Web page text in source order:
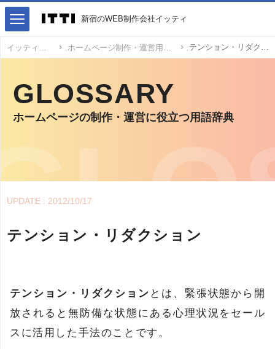
イッティ ホームページ制作・運営用語 テンション・リダクション
GLOSSARY
ホームページの制作・運営に役立つ用語辞典
UPDATE : 2012/10/17
テンション・リダクション
テンション・リダクション とは、緊張状態から開
放されると無防備な状態にある心理状況をセール
スに活用した手法のことです。
新宿のWEB制作会社イッティ